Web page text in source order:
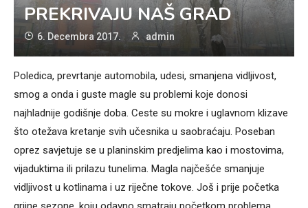
PREKRIVAJU NAŠ GRAD
6. Decembra 2017. admin
Poledica, prevrtanje automobila, udesi, smanjena vidljivost,
smog a onda i guste magle su problemi koje donosi
najhladnije godišnje doba. Ceste su mokre i uglavnom klizave
što otežava kretanje svih učesnika u saobraćaju. Poseban
oprez savjetuje se u planinskim predjelima kao i mostovima,
vijaduktima ili prilazu tunelima. Magla najčešće smanjuje
vidljivost u kotlinama i uz riječne tokove. Još i prije početka